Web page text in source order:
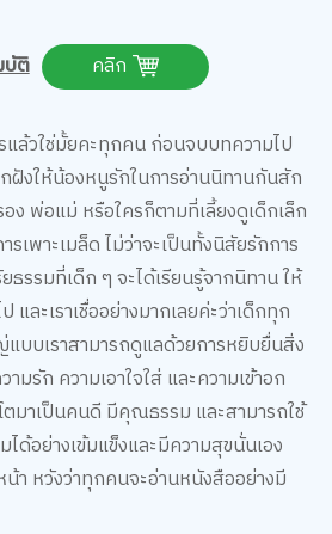
ฝังให้น้องหนูรักในการอ่านนิทานกันสัก
พ่อแม่ หรือใครก็ตามที่เลี้ยงดูเด็กเล็ก
รเพาะเมล็ด ไม่ว่าจะเป็นทั้งนิสัยรักการ
รรมที่เด็ก ๆ จะได้เรียนรู้จากนิทาน ให้
และเราเชื่ออย่างมากเลยค่ะว่าเด็กทุก
บเราสามารถดูแลด้วยการหยิบยื่นสิ่ง
มรัก ความเอาใจใส่ และความเข้าอก
ตมาเป็นคนดี มีคุณธรรม และสามารถใช้
ด้อย่างเข้มแข็งและมีความสุขนั่นเอง
า หวังว่าทุกคนจะอ่านหนังสืออย่างมี